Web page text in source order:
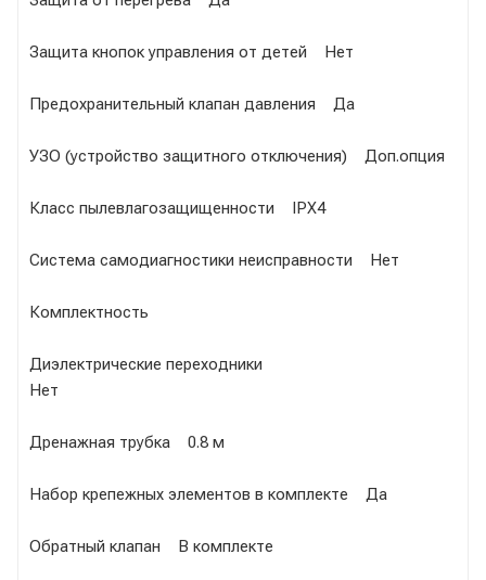
Защита кнопок управления от детей Нет
Предохранительный клапан давления Да
УЗО (устройство защитного отключения) Доп.опция
Класс пылевлагозащищенности IPX4
Система самодиагностики неисправности Нет
Комплектность
Диэлектрические переходники
Нет
Дренажная трубка 0.8 м
Набор крепежных элементов в комплекте Да
Обратный клапан В комплекте